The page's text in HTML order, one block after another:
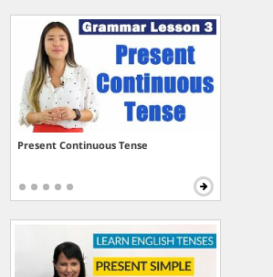
Present Continuous Tense